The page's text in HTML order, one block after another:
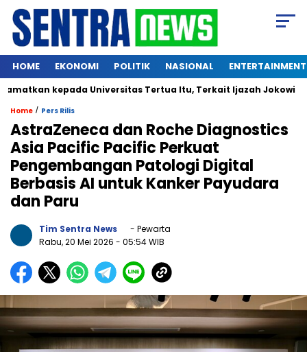
HOME EKONOMI POLITIK NASIONAL ENTERTAINMENT
kepada Universitas Tertua Itu, Terkait Ijazah Jokowi
Home / Pers Rilis
AstraZeneca dan Roche Diagnostics
Asia Pacific Pacific Perkuat
Pengembangan Patologi Digital
Berbasis AI untuk Kanker Payudara
dan Paru
Tim Sentra News
- Pewarta
Rabu, 20 Mei 2026 - 05:54 WIB